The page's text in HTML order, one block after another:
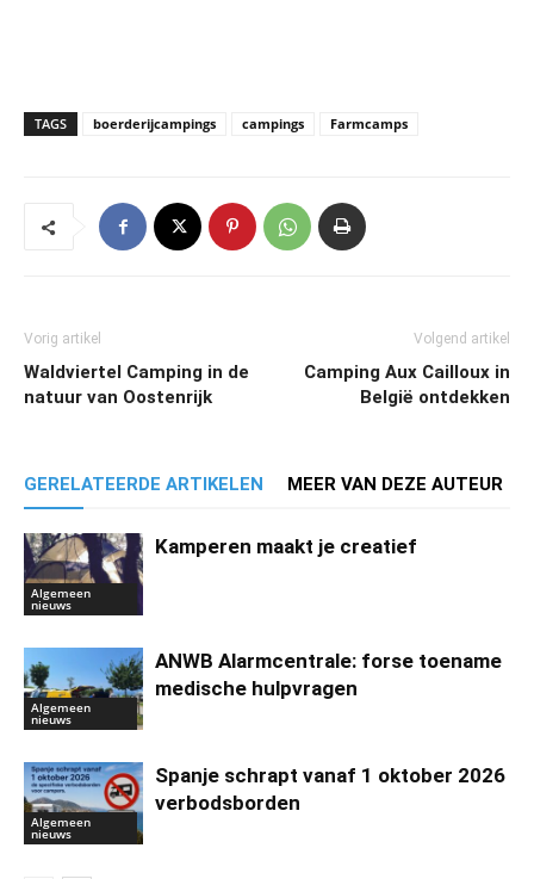
TAGS boerderijcampings campings Farmcamps
Vorig artikel
Waldviertel Camping in de
natuur van Oostenrijk
Volgend artikel
Camping Aux Cailloux in
België ontdekken
GERELATEERDE ARTIKELEN MEER VAN DEZE AUTEUR
Algemeen
nieuws
Kamperen maakt je creatief
Algemeen
nieuws
ANWB Alarmcentrale: forse toename
medische hulpvragen
Algemeen
nieuws
Spanje schrapt vanaf 1 oktober 2026
verbodsborden